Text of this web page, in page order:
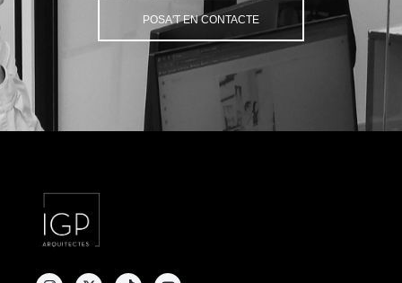
POSA'T EN CONTACTE